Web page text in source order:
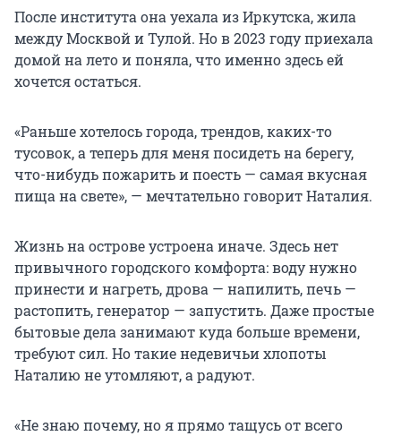
После института она уехала из Иркутска, жила
между Москвой и Тулой. Но в 2023 году приехала
домой на лето и поняла, что именно здесь ей
хочется остаться.
«Раньше хотелось города, трендов, каких-то
тусовок, а теперь для меня посидеть на берегу,
что-нибудь пожарить и поесть — самая вкусная
пища на свете», — мечтательно говорит Наталия.
Жизнь на острове устроена иначе. Здесь нет
привычного городского комфорта: воду нужно
принести и нагреть, дрова — напилить, печь —
растопить, генератор — запустить. Даже простые
бытовые дела занимают куда больше времени,
требуют сил. Но такие недевичьи хлопоты
Наталию не утомляют, а радуют.
«Не знаю почему, но я прямо тащусь от всего